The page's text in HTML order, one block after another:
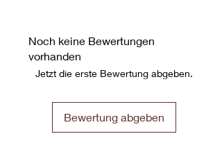
Noch keine Bewertungen
vorhanden
Jetzt die erste Bewertung abgeben.
Bewertung abgeben